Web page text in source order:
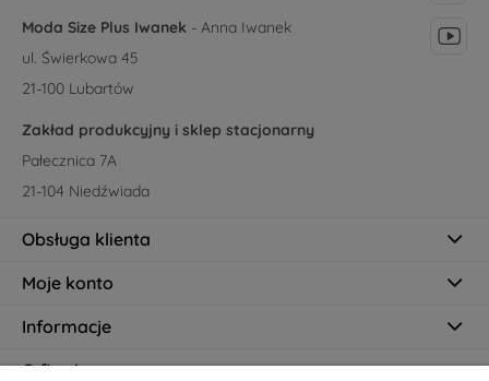
Moda Size Plus Iwanek - Anna Iwanek
ul. Świerkowa 45
21-100 Lubartów
Zakład produkcyjny i sklep stacjonarny
Pałecznica 7A
21-104 Niedźwiada
Obsługa klienta
Moje konto
Informacje
O firmie